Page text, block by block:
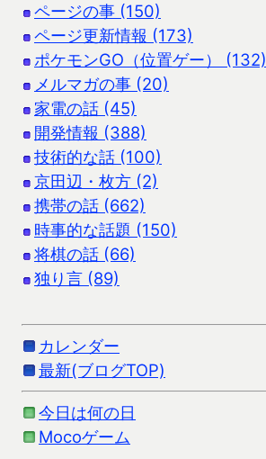
ページの事 (150)
ページ更新情報 (173)
ポケモンGO（位置ゲー） (132)
メルマガの事 (20)
家電の話 (45)
開発情報 (388)
技術的な話 (100)
京田辺・枚方 (2)
携帯の話 (662)
時事的な話題 (150)
将棋の話 (66)
独り言 (89)
カレンダー
最新(ブログTOP)
今日は何の日
Mocoゲーム